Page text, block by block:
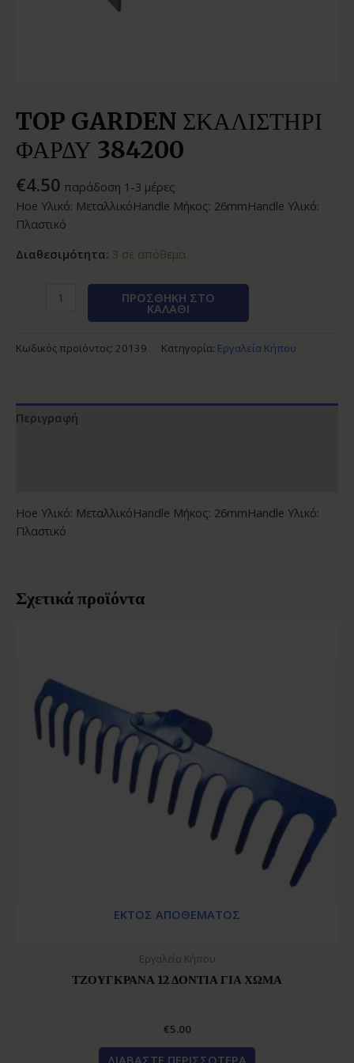
TOP GARDEN ΣΚΑΛΙΣΤΗΡΙ
ΦΑΡΔΥ 384200
€4.50 παράδοση 1-3 μέρες
Hoe Υλικό: ΜεταλλικόHandle Μήκος: 26mmHandle Υλικό:
Πλαστικό
Διαθεσιμότητα: 3 σε απόθεμα
ΠΡΟΣΘΉΚΗ ΣΤΟ
ΚΑΛΆΘΙ
Κωδικός προϊόντος: 20139 Κατηγορία: Εργαλεία Κήπου
Περιγραφή
Hoe Υλικό: ΜεταλλικόHandle Μήκος: 26mmHandle Υλικό:
Πλαστικό
Σχετικά προϊόντα
ΕΚΤΌΣ ΑΠΟΘΈΜΑΤΟΣ
Εργαλεία Κήπου
ΤΖΟΥΓΚΡΑΝΑ 12 ΔΟΝΤΙΑ ΓΙΑ ΧΩΜΑ
€5.00
ΔΙΑΒΆΣΤΕ ΠΕΡΙΣΣΌΤΕΡΑ